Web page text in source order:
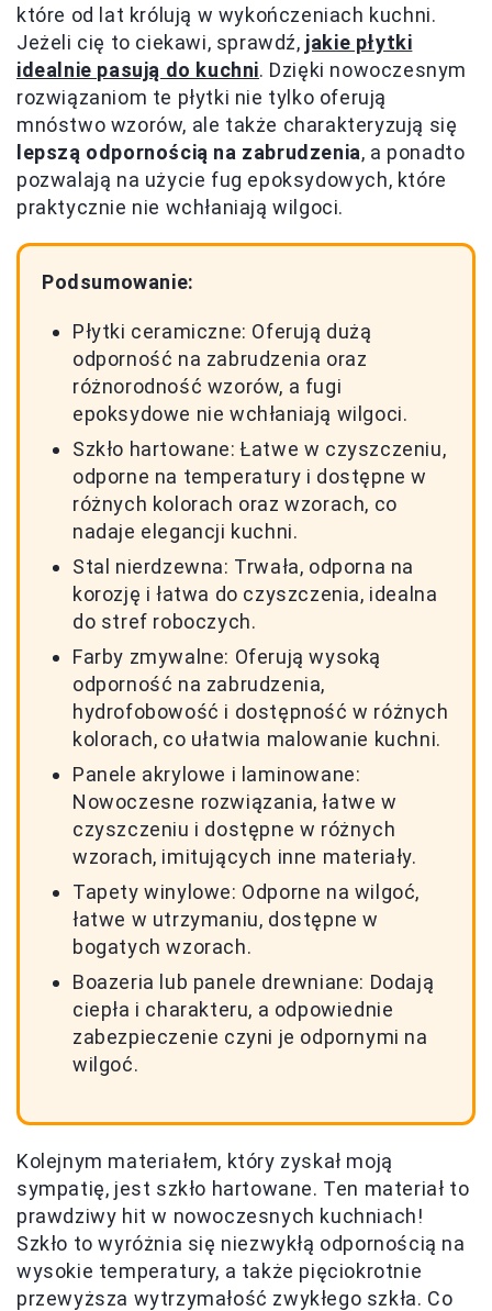
które od lat królują w wykończeniach kuchni.
Jeżeli cię to ciekawi, sprawdź, jakie płytki
idealnie pasują do kuchni. Dzięki nowoczesnym
rozwiązaniom te płytki nie tylko oferują
mnóstwo wzorów, ale także charakteryzują się
lepszą odpornością na zabrudzenia, a ponadto
pozwalają na użycie fug epoksydowych, które
praktycznie nie wchłaniają wilgoci.
Podsumowanie:
Płytki ceramiczne: Oferują dużą
odporność na zabrudzenia oraz
różnorodność wzorów, a fugi
epoksydowe nie wchłaniają wilgoci.
Szkło hartowane: Łatwe w czyszczeniu,
odporne na temperatury i dostępne w
różnych kolorach oraz wzorach, co
nadaje elegancji kuchni.
Stal nierdzewna: Trwała, odporna na
korozję i łatwa do czyszczenia, idealna
do stref roboczych.
Farby zmywalne: Oferują wysoką
odporność na zabrudzenia,
hydrofobowość i dostępność w różnych
kolorach, co ułatwia malowanie kuchni.
Panele akrylowe i laminowane:
Nowoczesne rozwiązania, łatwe w
czyszczeniu i dostępne w różnych
wzorach, imitujących inne materiały.
Tapety winylowe: Odporne na wilgoć,
łatwe w utrzymaniu, dostępne w
bogatych wzorach.
Boazeria lub panele drewniane: Dodają
ciepła i charakteru, a odpowiednie
zabezpieczenie czyni je odpornymi na
wilgoć.
Kolejnym materiałem, który zyskał moją
sympatię, jest szkło hartowane. Ten materiał to
prawdziwy hit w nowoczesnych kuchniach!
Szkło to wyróżnia się niezwykłą odpornością na
wysokie temperatury, a także pięciokrotnie
przewyższa wytrzymałość zwykłego szkła. Co